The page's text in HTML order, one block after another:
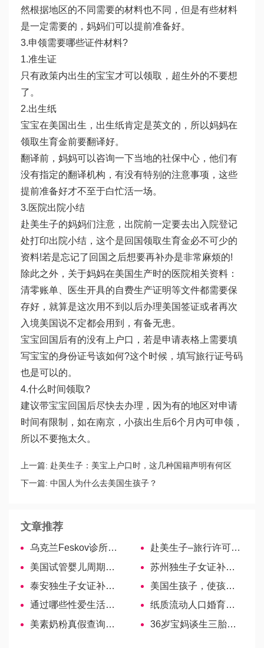
然根据地区的不同需要的材料也不同，但是有些材料
是一定需要的，妈妈们可以提前准备好。
3.申领需要哪些证件材料?
1.准生证
只有政策内出生的宝宝才可以领取，超生外的不要想
了。
2.出生纸
宝宝在美国出生，出生纸肯定是英文的，所以妈妈在
领取生育金前要翻译好。
翻译前，妈妈可以咨询一下当地的社保中心，他们有
没有指定的翻译机构，有没有特别的注意事项，这些
提前准备好才不至于白忙活一场。
3.医院出院小结
赴美生子的妈妈们注意，出院前一定要去出入院登记
处打印出院小结，这个是回国领取生育金必不可少的
资料!若是忘记了回国之后想要再补办是非常麻烦的!
除此之外，关于妈妈在美国生产时的医院相关资料：
清零账单、医生开具的自费生产证明等文件都需要保
存好，就算是这次用不到以后办理美国签证或者再次
入境美国说不定都会用到，有备无患。
宝宝回国后有的没有上户口，若是申请表格上需要填
写宝宝的身份证号该如何?这个时候，填写旅行证号码
也是可以的。
4.什么时间领取?
建议带宝宝回国后尽快去办理，因为有的地区对申请
时间有限制，如在南京，小孩出生后6个月内可申领，
所以不要拖太久。
上一篇: 赴美生子：美宝上户口时，这几种国籍声明有何区
别？
下一篇: 中国人为什么去美国生孩子？
文章推荐
乌克兰Feskov诊所专家—M.S.Molodichenko医生
赴美生子–旅行许可证期满后该怎么办
美国试管婴儿周期该如何进行？
苏州独生子女证补贴申领流程，各区域申领地点一览！
泰安独生子女证补贴新政要知晓，快收藏泰山区申领地点
美国生孩子，使孩子有一个不同的教育起点
通过哪些性爱生活，可提高备孕期间怀孕率吗？
纸质流动人口婚育证明已成历史，12个省市启用电子版
美素奶粉真假查询方法，学会了自己可以辨别
36岁宝妈谈生三胎的体验，道出从怀孕到生产的真实感受